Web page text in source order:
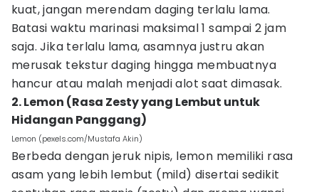
kuat, jangan merendam daging terlalu lama.
Batasi waktu marinasi maksimal 1 sampai 2 jam
saja. Jika terlalu lama, asamnya justru akan
merusak tekstur daging hingga membuatnya
hancur atau malah menjadi alot saat dimasak.
2. Lemon (Rasa Zesty yang Lembut untuk
Hidangan Panggang)
Lemon (pexels.com/Mustafa Akin)
Berbeda dengan jeruk nipis, lemon memiliki rasa
asam yang lebih lembut (mild) disertai sedikit